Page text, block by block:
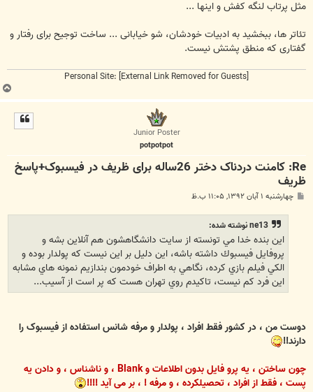
مثل پرتاب لنگه کفش و اینها ...
تئاتر ها، ببخشید به ادبیات خودشان، شو خیابانی ... ساخت توجیح برای رفتار و
گفتاری که منطق پشتش نیست.
Personal Site:[External Link Removed for Guests]
ب
ا
Junior Poster
potpotpot
Re: کامنت دردناک دختر 26ساله برای ظریف در فیسبوک+پاسخ
ظریف
پ چهارشنبه ۱ آبان ۱۳۹۲, ۱۱:۰۵ ب.ظ
ne13 نوشته شده:
اين بنده خدا مي تونسته از سايت دانشگاهشون هم آنلاين بشه و
پروفايل فيسبوك داشته باشه، اين دليل بر اين نيست كه پولدار بوده و
الكي فيلم بازي كرده، نگاهي به اطراف خودمون بندازيم نمونه هاي مشابه
اين فرد كم نيست، تاكيدم روي تهران هست كه پر است از آسيب...
دوست من ، در کشور فقط افراد ، پولدار و مرفه شانس استفاده از فیسبوک را
دارند!!
چون ساختن ، یه پرو فایل بدون اطلاعات و Blank ، و ناشناس ، و دادن یه
پست ، فقط از افراد ، تحصیلکرده ، و مرفه ! ، بر می آید !!!!